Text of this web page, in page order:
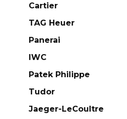
Cartier
TAG Heuer
Panerai
IWC
Patek Philippe
Tudor
Jaeger-LeCoultre